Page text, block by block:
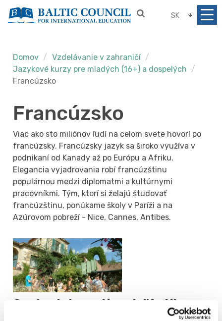
SK
Domov
Vzdelávanie v zahraničí
Jazykové kurzy pre mladých (16+) a dospelých
Francúzsko
Francúzsko
Viac ako sto miliónov ľudí na celom svete hovorí po
francúzsky. Francúzsky jazyk sa široko využíva v
podnikaní od Kanady až po Európu a Afriku.
Elegancia vyjadrovania robí francúzštinu
populárnou medzi diplomatmi a kultúrnymi
pracovníkmi. Tým, ktorí si želajú študovať
francúzštinu, ponúkame školy v Paríži a na
Azúrovom pobreží - Nice, Cannes, Antibes.
Centre International d'Antibes